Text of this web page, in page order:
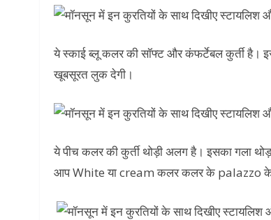
ये स्काई ब्लू कलर की सॉफ्ट और कंफर्टेबल कुर्ती
खूबसूरत लुक देगी।
ये पीच कलर की कुर्ती थोड़ी अलग है। इसका गला
आप White या cream कलर कलर के palazzo के